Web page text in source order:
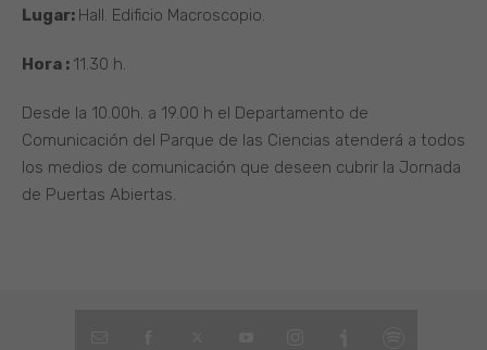
Lugar: Hall. Edificio Macroscopio.
Hora : 11.30 h.
Desde la 10.00h. a 19.00 h el Departamento de
Comunicación del Parque de las Ciencias atenderá a todos
los medios de comunicación que deseen cubrir la Jornada
de Puertas Abiertas.